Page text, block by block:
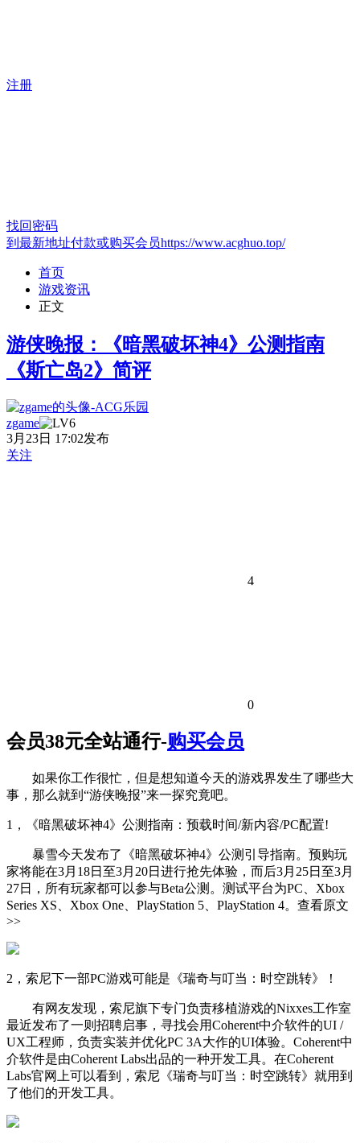
注册
找回密码
到最新地址付款或购买会员https://www.acghuo.top/
首页
游戏资讯
正文
游侠晚报：《暗黑破坏神4》公测指南
《斯亡岛2》简评
zgame
3月23日 17:02发布
关注
4
0
会员38元全站通行-购买会员
如果你工作很忙，但是想知道今天的游戏界发生了哪些大
事，那么就到“游侠晚报”来一探究竟吧。
1，《暗黑破坏神4》公测指南：预载时间/新内容/PC配置!
暴雪今天发布了《暗黑破坏神4》公测引导指南。预购玩
家将能在3月18日至3月20日进行抢先体验，而后3月25日至3月
27日，所有玩家都可以参与Beta公测。测试平台为PC、Xbox
Series XS、Xbox One、PlayStation 5、PlayStation 4。查看原文
>>
2，索尼下一部PC游戏可能是《瑞奇与叮当：时空跳转》！
有网友发现，索尼旗下专门负责移植游戏的Nixxes工作室
最近发布了一则招聘启事，寻找会用Coherent中介软件的UI /
UX工程师，负责实装并优化PC 3A大作的UI体验。Coherent中
介软件是由Coherent Labs出品的一种开发工具。在Coherent
Labs官网上可以看到，索尼《瑞奇与叮当：时空跳转》就用到
了他们的开发工具。